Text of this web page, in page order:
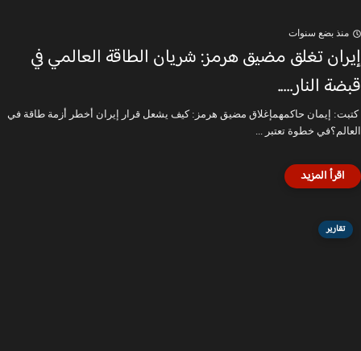
منذ بضع سنوات
إيران تغلق مضيق هرمز: شريان الطاقة العالمي في
قبضة النار.....
كتبت: إيمان حاكمهمإغلاق مضيق هرمز: كيف يشعل قرار إيران أخطر أزمة طاقة في
العالم؟في خطوة تعتبر ...
تقارير